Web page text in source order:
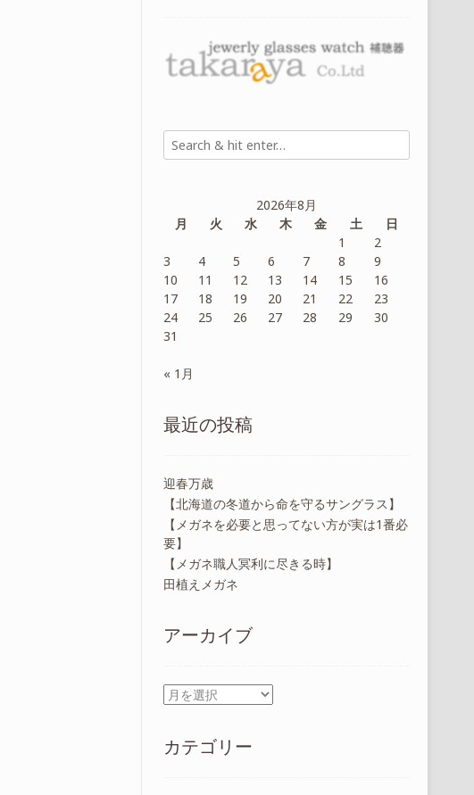
2026年8月
月
火 水 木 金 土
日
1
2
3
4 5 6 7 8
9
10
11 12 13 14 15
16
17
18 19 20 21 22
23
24
25 26 27 28 29
30
31
« 1月
最近の投稿
迎春万歳
【北海道の冬道から命を守るサングラス】
【メガネを必要と思ってない方が実は1番必
要】
【メガネ職人冥利に尽きる時】
田植えメガネ
アーカイブ
ア
イ
カテゴリー